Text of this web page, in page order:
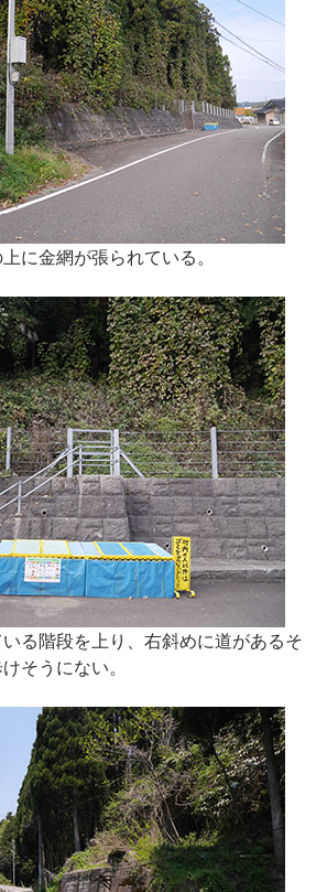
に金網が張られている。
る階段を上り、右斜めに道があるそ
そうにない。